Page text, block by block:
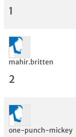
1
mahir.britten
2
one-punch-mickey